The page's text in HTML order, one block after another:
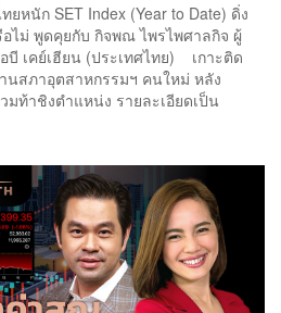
หนัก SET Index (Year to Date) ดิ่ง
อไม่ พูดคุยกับ กิจพณ ไพรไพศาลกิจ ผู้
บี เคย์เฮียน (ประเทศไทย) เกาะติด
นสภาอุตสาหกรรมฯ คนใหม่ หลัง
ท้าชิงตำแหน่ง รายละเอียดเป็น